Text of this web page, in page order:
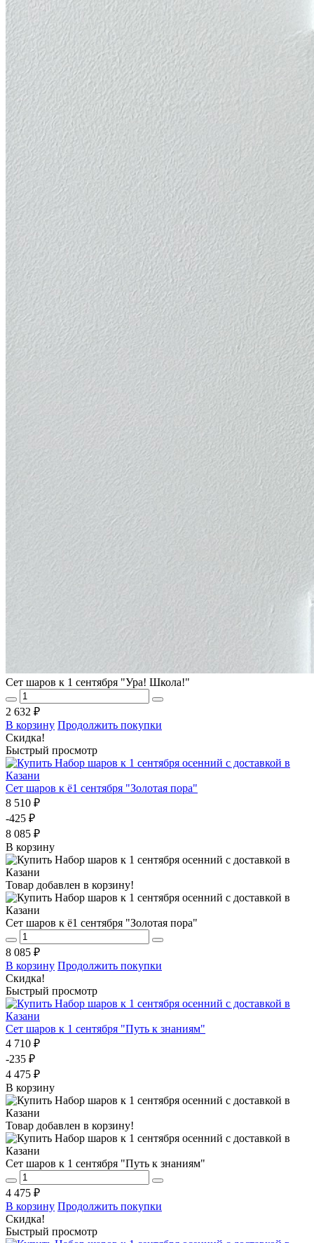
Сет шаров к 1 сентября "Ура! Школа!"
2 632 ₽
В корзину Продолжить покупки
Скидка!
Быстрый просмотр
Сет шаров к ё1 сентября "Золотая пора"
8 510 ₽
-425 ₽
8 085 ₽
В корзину
Товар добавлен в корзину!
Сет шаров к ё1 сентября "Золотая пора"
8 085 ₽
В корзину Продолжить покупки
Скидка!
Быстрый просмотр
Сет шаров к 1 сентября "Путь к знаниям"
4 710 ₽
-235 ₽
4 475 ₽
В корзину
Товар добавлен в корзину!
Сет шаров к 1 сентября "Путь к знаниям"
4 475 ₽
В корзину Продолжить покупки
Скидка!
Быстрый просмотр